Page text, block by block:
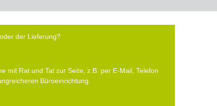
der Lieferung?
mit Rat und Tat zur Seite, z.B. per E-Mail, Telefon
Büroeinrichtung.